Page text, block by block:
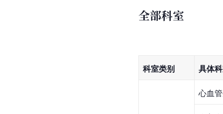
全部科室
科室类别 具体
心血